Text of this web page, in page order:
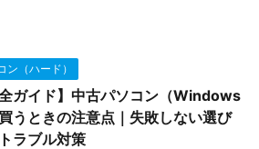
ン（ハード）
全ガイド】中古パソコン（Windows
うときの注意点｜失敗しない選び
ラブル対策